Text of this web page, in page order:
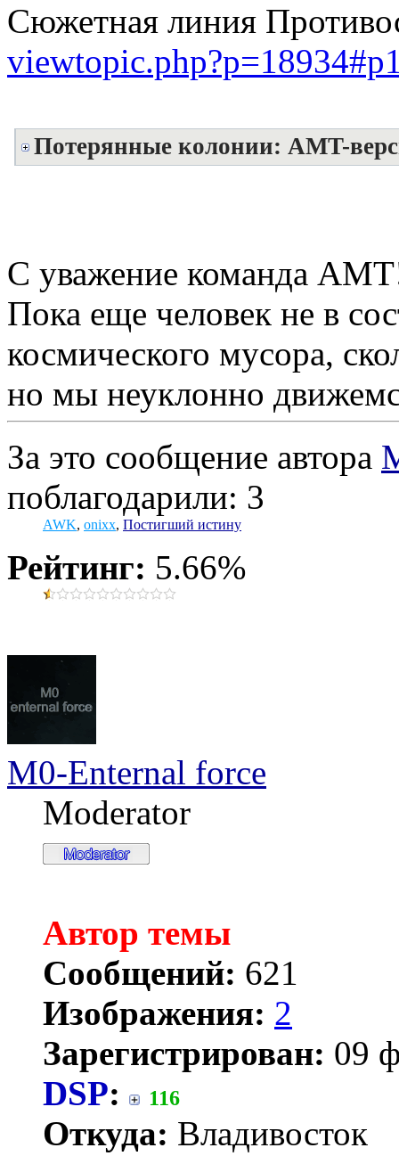
Сюжетная линия
Потерянные колонии: AMT-
С уважение команда
Пока еще человек не в
космического мусора,
но мы неуклонно
За это сообщение автора
поблагодарили: 3
AWK, onixx, Постигший истину
Рейтинг: 5.66%
M0-Enternal force
Moderator
Автор темы
Сообщений: 621
Изображения: 2
Зарегистрирован: 09
DSP: 116
Откуда: Владивосток